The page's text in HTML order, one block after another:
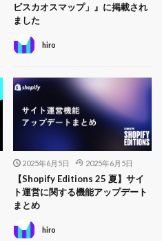
ビスカオスマップ」』に掲載され
ました
hiro
2025年6月5日 2025年6月5日
【Shopify Editions 25 夏】サイ
ト運営に関する機能アップデート
まとめ
hiro